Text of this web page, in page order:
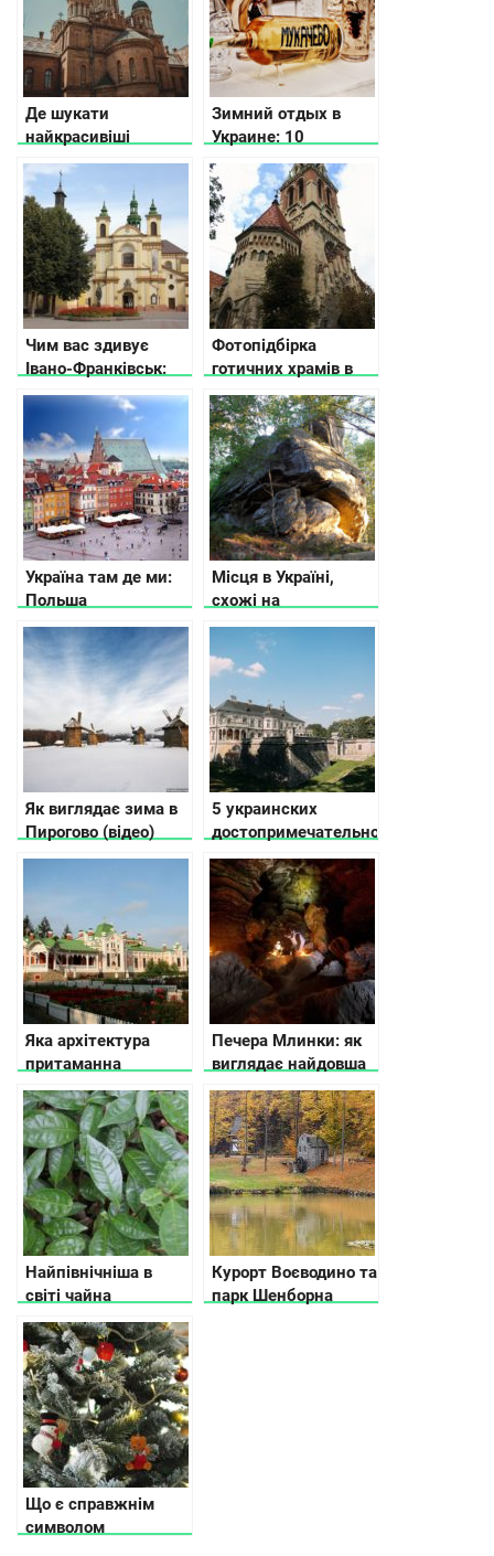
Де шукати
найкрасивіші
палаци в Україні
Зимний отдых в
Украине: 10
вариантов куда
поехать
Чим вас здивує
Івано-Франківськ:
місця, які варто
Фотопідбірка
готичних храмів в
Україні
Україна там де ми:
Польша
Місця в Україні,
схожі на
британський
Стоунхендж
Як виглядає зима в
Пирогово (відео)
5 украинских
достопримечательностей,
где снимали
культовые фильмы
Яка архітектура
притаманна
Північній Україні
Печера Млинки: як
виглядає найдовша
горизонтальна
печера в Україні
Найпівнічніша в
світі чайна
плантація
знаходиться в
Мукачево
Курорт Воєводино та
парк Шенборна
Що є справжнім
символом